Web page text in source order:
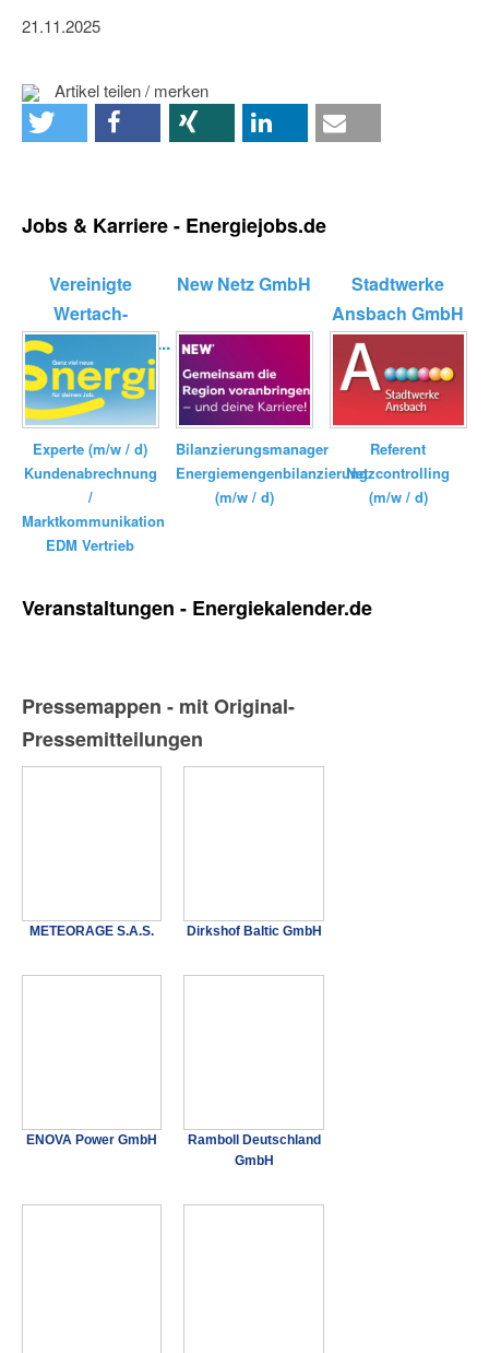
21.11.2025
Artikel teilen / merken
Jobs & Karriere - Energiejobs.de
Vereinigte
Wertach-
Elektrizitätswerk...
Experte (m/w / d)
Kundenabrechnung
/
Marktkommunikation
EDM Vertrieb
New Netz GmbH
Bilanzierungsmanager
Energiemengenbilanzierung
(m/w / d)
Stadtwerke
Ansbach GmbH
Referent
Netzcontrolling
(m/w / d)
Veranstaltungen - Energiekalender.de
Pressemappen - mit Original-
Pressemitteilungen
METEORAGE S.A.S. Dirkshof Baltic GmbH
ENOVA Power GmbH
Ramboll Deutschland
GmbH